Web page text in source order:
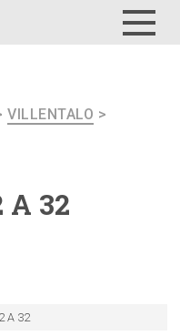
VILLENTALO >
A 32
A 32